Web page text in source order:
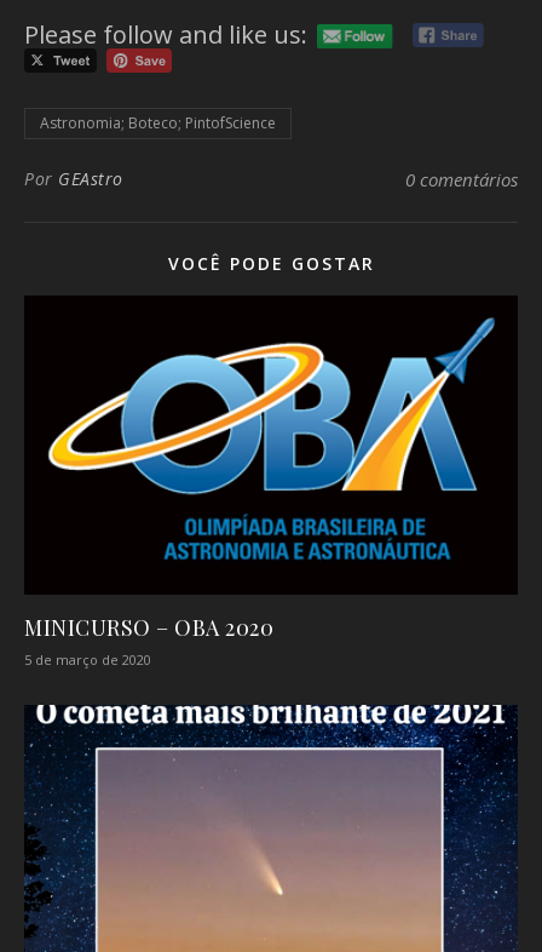
Please follow and like us:
Astronomia; Boteco; PintofScience
Por GEAstro 0 comentários
VOCÊ PODE GOSTAR
MINICURSO – OBA 2020
5 de março de 2020